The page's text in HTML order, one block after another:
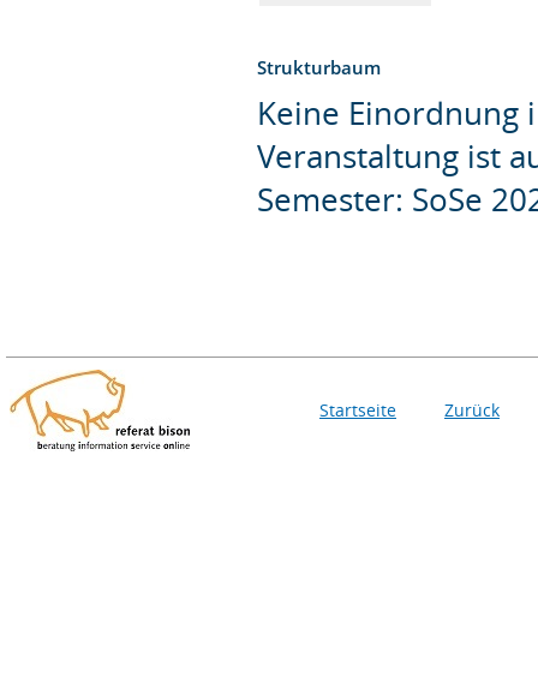
Strukturbaum
Keine Einordnung
Veranstaltung ist
Semester: SoSe
Startseite Zurück